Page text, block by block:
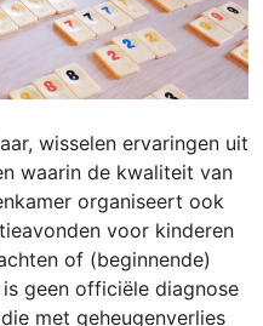
wisselen ervaringen uit
waarin de kwaliteit van
organiseert ook
voor kinderen
of (beginnende)
geen officiële diagnose
met geheugenverlies